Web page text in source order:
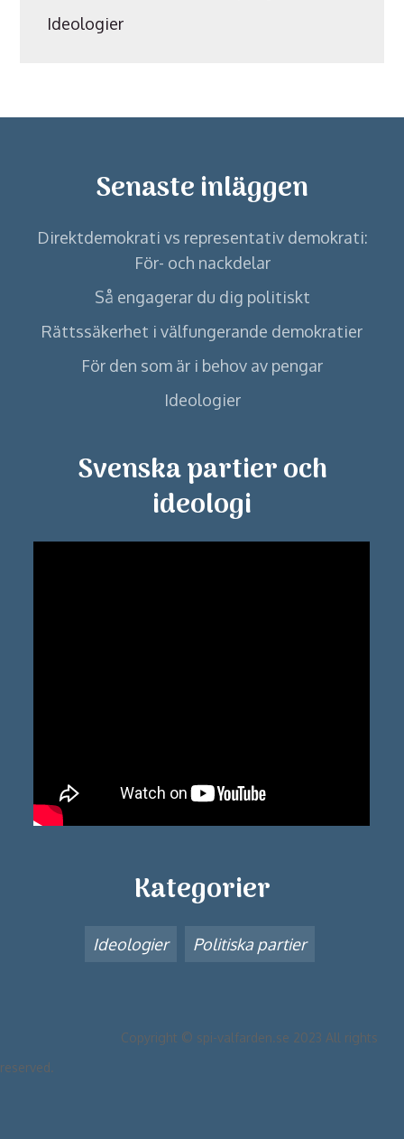
Ideologier
Senaste inläggen
Direktdemokrati vs representativ demokrati:
För- och nackdelar
Så engagerar du dig politiskt
Rättssäkerhet i välfungerande demokratier
För den som är i behov av pengar
Ideologier
Svenska partier och
ideologi
Kategorier
Ideologier Politiska partier